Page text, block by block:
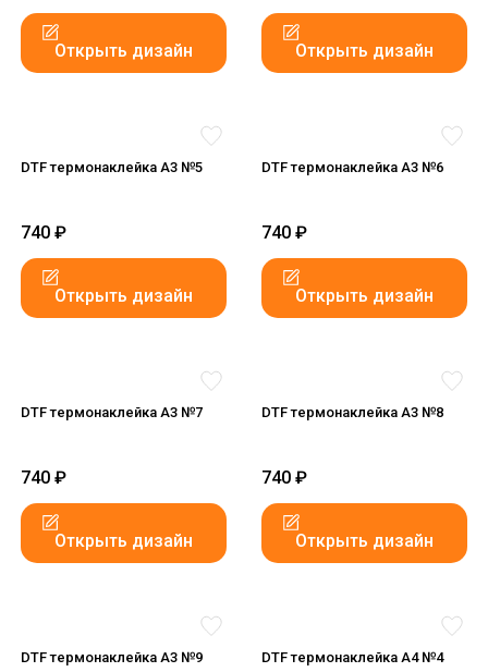
Открыть дизайн Открыть дизайн
DTF термонаклейка А3 №5
740 ₽
Открыть дизайн
DTF термонаклейка А3 №6
740 ₽
Открыть дизайн
DTF термонаклейка А3 №7
740 ₽
Открыть дизайн
DTF термонаклейка А3 №8
740 ₽
Открыть дизайн
DTF термонаклейка А3 №9 DTF термонаклейка А4 №4